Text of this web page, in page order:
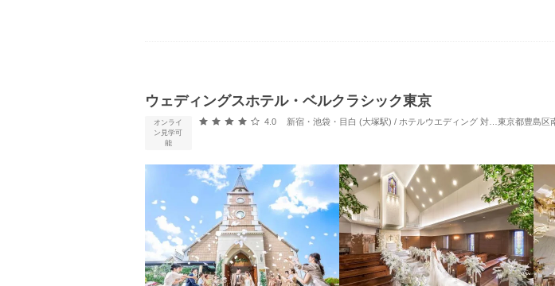
ウェディングスホテル・ベルクラシック東京
オンライ
ン見学可
能
口コミ評価
4.0 新宿・池袋・目白 (大塚駅) / ホテルウエディング 対応人数: 着席：2名 ～ 180名 東京都豊島区